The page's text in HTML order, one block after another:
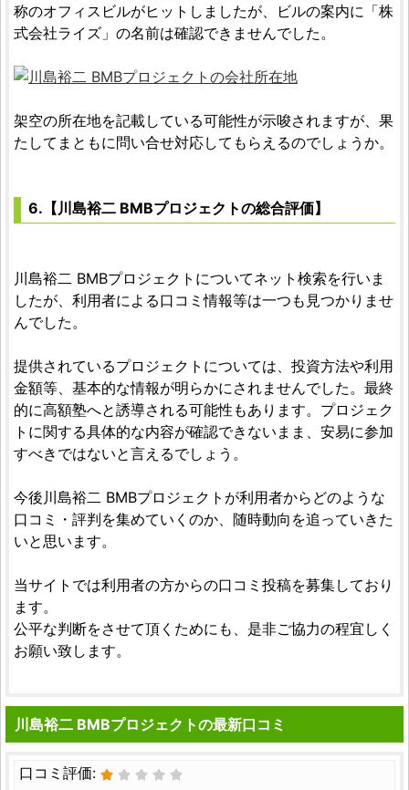
称のオフィスビルがヒットしましたが、ビルの案内に「株
式会社ライズ」の名前は確認できませんでした。
架空の所在地を記載している可能性が示唆されますが、果
たしてまともに問い合せ対応してもらえるのでしょうか。
6.【川島裕二 BMBプロジェクトの総合評価】
川島裕二 BMBプロジェクトについてネット検索を行いま
したが、利用者による口コミ情報等は一つも見つかりませ
んでした。
提供されているプロジェクトについては、投資方法や利用
金額等、基本的な情報が明らかにされませんでした。最終
的に高額塾へと誘導される可能性もあります。プロジェク
トに関する具体的な内容が確認できないまま、安易に参加
すべきではないと言えるでしょう。
今後川島裕二 BMBプロジェクトが利用者からどのような
口コミ・評判を集めていくのか、随時動向を追っていきた
いと思います。
当サイトでは利用者の方からの口コミ投稿を募集しており
ます。
公平な判断をさせて頂くためにも、是非ご協力の程宜しく
お願い致します。
川島裕二 BMBプロジェクトの最新口コミ
口コミ評価: